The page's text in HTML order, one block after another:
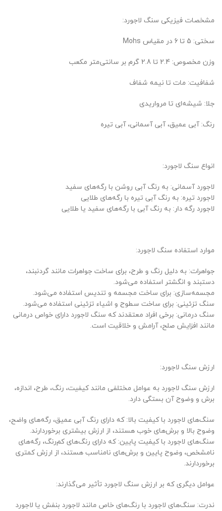
مشخصات فیزیکی سنگ لاجورد:
سختی: 5 تا 6 در مقیاس Mohs
وزن مخصوص: 2.4 تا 2.8 گرم بر سانتی‌متر مکعب
شفافیت: مات تا نیمه شفاف
جلا: شیشه‌ای تا مرواریدی
رنگ: آبی عمیق، آبی آسمانی، آبی تیره
انواع سنگ لاجورد:
لاجورد آسمانی: به رنگ آبی روشن با رگه‌های سفید
لاجورد تیره: به رنگ آبی تیره با رگه‌های طلایی
لاجورد رگه دار: به رنگ آبی با رگه‌های سفید یا طلایی
موارد استفاده سنگ لاجورد:
جواهرات: به دلیل رنگ و طرح، برای ساخت جواهرات مانند گردنبند،
دستبند و انگشتر استفاده می‌شود.
مجسمه‌سازی: برای ساخت مجسمه و تندیس استفاده می‌شود.
سنگ تزئینی: برای ساخت سطوح و اشیاء تزئینی استفاده می‌شود.
سنگ درمانی: برخی افراد معتقدند که سنگ لاجورد دارای خواص درمانی
مانند افزایش صلح، آرامش و خلاقیت است.
ارزش سنگ لاجورد:
ارزش سنگ لاجورد به عوامل مختلفی مانند کیفیت، رنگ، طرح، اندازه،
برش و وضوح آن بستگی دارد.
سنگ‌های لاجورد با کیفیت بالا: که دارای رنگ آبی عمیق، رگه‌های واضح،
وضوح بالا و برش‌های خوب هستند، از ارزش بیشتری برخوردارند.
سنگ‌های لاجورد با کیفیت پایین: که دارای رنگ‌های کم‌رنگ، رگه‌های
نامشخص، وضوح پایین و برش‌های نامناسب هستند، از ارزش کمتری
برخوردارند.
عوامل دیگری که بر ارزش سنگ لاجورد تأثیر می‌گذارند:
ندرت: سنگ‌های لاجورد با رنگ‌های خاص مانند لاجورد بنفش یا لاجورد